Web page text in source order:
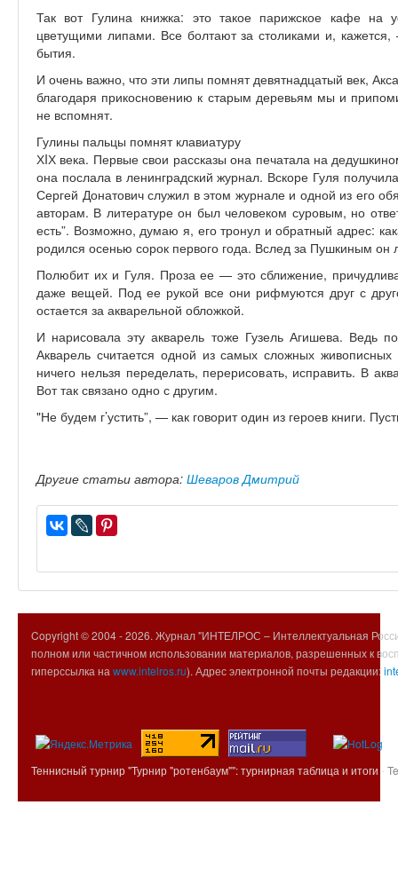
Так вот Гулина книжка: это такое парижское кафе на
цветущими липами. Все болтают за столиками и,
бытия.
И очень важно, что эти липы помнят девятнадцатый век,
благодаря прикосновению к старым деревьям мы и
не вспомнят.
Гулины пальцы помнят клавиатуру
ХIХ века. Первые свои рассказы она печатала на
она послала в ленинградский журнал. Вскоре Гуля
Сергей Донатович служил в этом журнале и одной из его
авторам. В литературе он был человеком суровым, но
есть”. Возможно, думаю я, его тронул и обратный адрес:
родился осенью сорок первого года. Вслед за Пушкиным
Полюбит их и Гуля. Проза ее — это сближение,
даже вещей. Под ее рукой все они рифмуются друг с
остается за акварельной обложкой.
И нарисовала эту акварель тоже Гузель Агишева. Ведь
Акварель считается одной из самых сложных
ничего нельзя переделать, перерисовать, исправить. В
Вот так связано одно с другим.
"Не будем г’устить”, — как говорит один из героев книги.
Другие статьи автора: Шеваров Дмитрий
Copyright © 2004 -2026. Журнал "ИНТЕЛРОС – Интеллектуальная
полном или частичном использовании материалов, разрешенных к
гиперссылка на www.intelros.ru). Адрес электронной почты редакции:
Теннисный турнир "Турнир "ротенбаум"": турнирная таблица и итоги -